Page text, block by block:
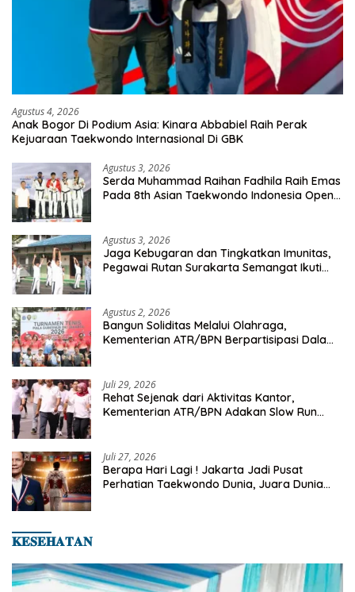
Agustus 4, 2026
Anak Bogor Di Podium Asia: Kinara Abbabiel Raih Perak
Kejuaraan Taekwondo Internasional Di GBK
Agustus 3, 2026
Serda Muhammad Raihan Fadhila Raih Emas
Pada 8th Asian Taekwondo Indonesia Open
Agustus 3, 2026
Jaga Kebugaran dan Tingkatkan Imunitas,
Pegawai Rutan Surakarta Semangat Ikuti
Agustus 2, 2026
Bangun Soliditas Melalui Olahraga,
Kementerian ATR/BPN Berpartisipasi Dalam
Juli 29, 2026
Rehat Sejenak dari Aktivitas Kantor,
Kementerian ATR/BPN Adakan Slow Run
Juli 27, 2026
Berapa Hari Lagi ! Jakarta Jadi Pusat
Perhatian Taekwondo Dunia, Juara Dunia
𝐊𝐄𝐒𝐄𝐇𝐀𝐓𝐀𝐍